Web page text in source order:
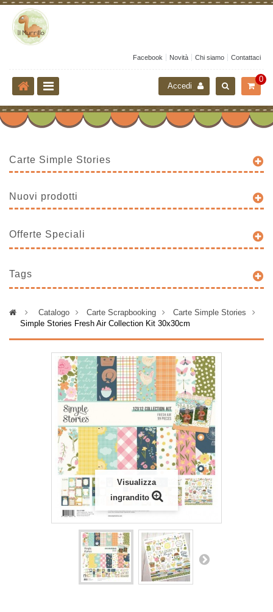
Facebook Novità Chi siamo Contattaci
0
Accedi
Carte Simple Stories
Nuovi prodotti
Offerte Speciali
Tags
> Catalogo > Carte Scrapbooking >
Carte Simple Stories
Simple Stories Fresh Air Collection Kit 30x30cm
Visualizza
ingrandito